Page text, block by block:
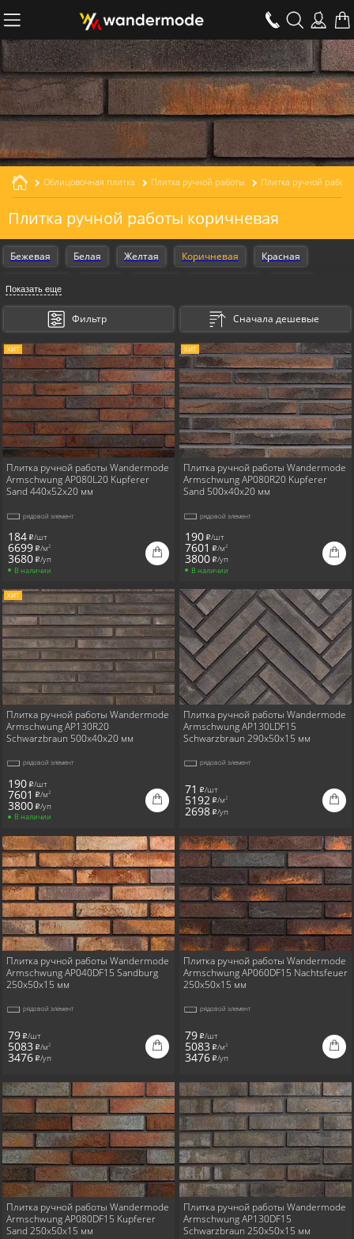
Облицовочная плитка Плитка ручной работы Плитка ручной
Плитка ручной работы коричневая
Бежевая Белая Желтая Коричневая Красная
Оранжевая
Показать еще
Фильтр Сначала дешевые
ХИТ
Плитка ручной работы Wandermode
Armschwung AP080L20 Kupferer
Sand 440x52x20 мм
рядовой элемент
184 i/шт
6699 i/м2
3680 i/уп
В наличии
ХИТ
Плитка ручной работы Wandermode
Armschwung AP080R20 Kupferer
Sand 500x40x20 мм
рядовой элемент
190 i/шт
7601 i/м2
3800 i/уп
В наличии
ХИТ
Плитка ручной работы Wandermode
Armschwung AP130R20
Schwarzbraun 500x40x20 мм
рядовой элемент
190 i/шт
7601 i/м2
3800 i/уп
В наличии
Плитка ручной работы Wandermode
Armschwung AP130LDF15
Schwarzbraun 290x50x15 мм
рядовой элемент
71 i/шт
5192 i/м2
2698 i/уп
Плитка ручной работы Wandermode
Armschwung AP040DF15 Sandburg
250x50x15 мм
рядовой элемент
79 i/шт
5083 i/м2
3476 i/уп
Плитка ручной работы Wandermode
Armschwung AP060DF15 Nachtsfeuer
250x50x15 мм
рядовой элемент
79 i/шт
5083 i/м2
3476 i/уп
Плитка ручной работы Wandermode
Armschwung AP080DF15 Kupferer
Sand 250x50x15 мм
Плитка ручной работы Wandermode
Armschwung AP130DF15
Schwarzbraun 250x50x15 мм